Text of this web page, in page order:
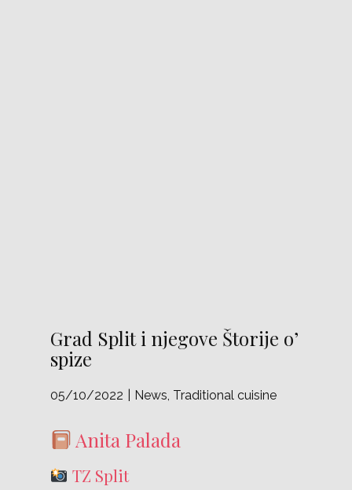
Grad Split i njegove Štorije o’
spize
05/10/2022 News, Traditional cuisine
Anita Palada
TZ Split